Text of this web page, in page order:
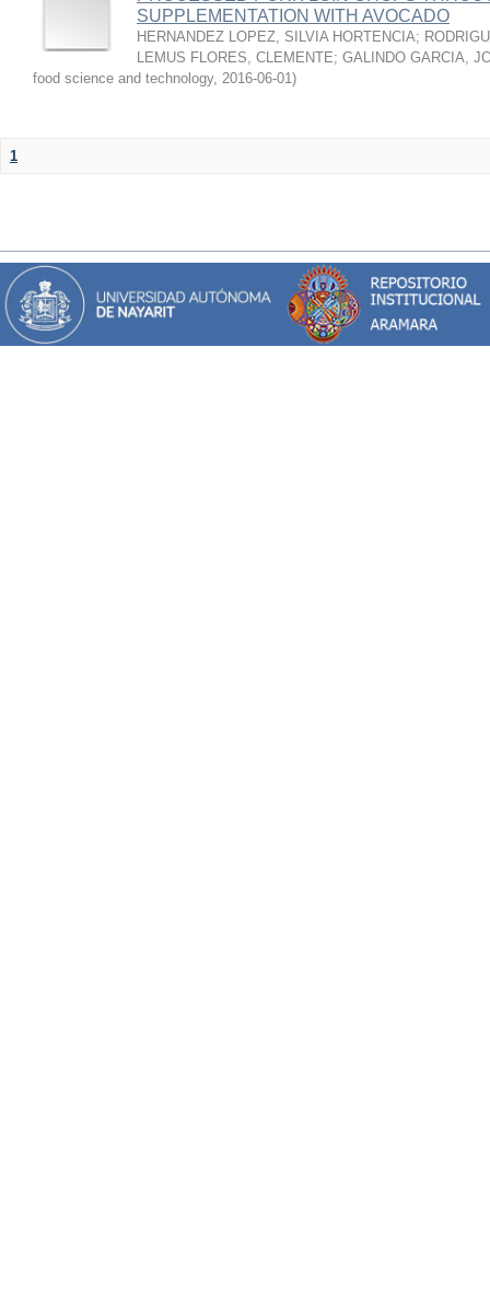
SUPPLEMENTATION WITH AVOCADO
HERNANDEZ LOPEZ, SILVIA HORTENCIA;
LEMUS FLORES, CLEMENTE; GALINDO GARCIA,
food science and technology, 2016-06-01)
1